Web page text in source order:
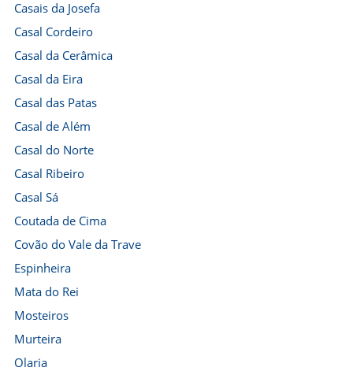
Casais da Josefa
Casal Cordeiro
Casal da Cerâmica
Casal da Eira
Casal das Patas
Casal de Além
Casal do Norte
Casal Ribeiro
Casal Sá
Coutada de Cima
Covão do Vale da Trave
Espinheira
Mata do Rei
Mosteiros
Murteira
Olaria